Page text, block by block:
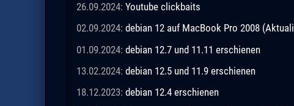
26.09.2024: Youtube clickbaits
02.09.2024: debian 12 auf MacBook Pro 2008
01.09.2024: debian 12.7 und 11.11 erschienen
13.02.2024: debian 12.5 und 11.9 erschienen
18.12.2023: debian 12.4 erschienen